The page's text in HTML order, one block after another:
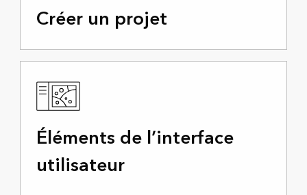
Créer un projet
Éléments de l’interface
utilisateur